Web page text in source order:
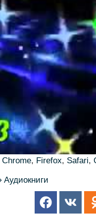
Chrome, Firefox, Safari,
Аудиокниги